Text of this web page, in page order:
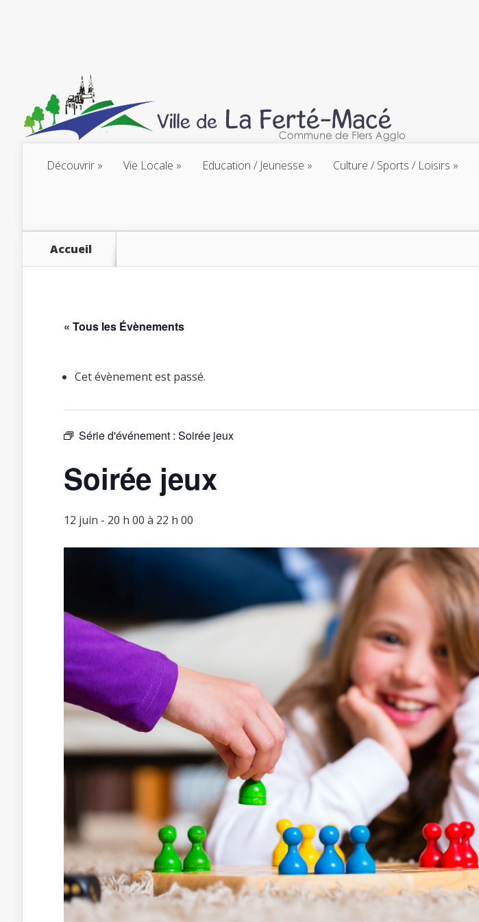
Découvrir Vie Locale Education / Jeunesse Culture / Sports / Loisirs
Accueil
« Tous les Évènements
Cet évènement est passé.
Série d'événement : Soirée jeux
Soirée jeux
12 juin - 20 h 00 à 22 h 00